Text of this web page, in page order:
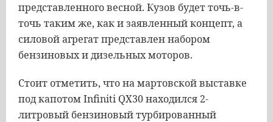
представленноговесной. Кузов будетточь-в-
точь такимже, какизаявленныйконцепт, а
силовойагрегатпредставленнабором
бензиновыхидизельныхмоторов.
Стоит отметить, чтонамартовскойвыставке
подкапотомInfiniti QX30находился 2-
литровый бензиновыйтурбированный